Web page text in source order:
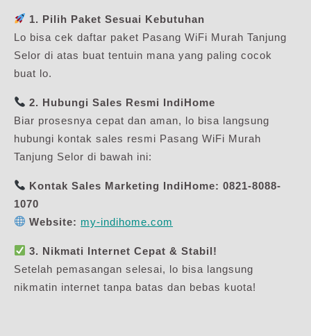
1. Pilih Paket Sesuai Kebutuhan
Lo bisa cek daftar paket Pasang WiFi Murah Tanjung
Selor di atas buat tentuin mana yang paling cocok
buat lo.
2. Hubungi Sales Resmi IndiHome
Biar prosesnya cepat dan aman, lo bisa langsung
hubungi kontak sales resmi Pasang WiFi Murah
Tanjung Selor di bawah ini:
Kontak Sales Marketing IndiHome: 0821-8088-
1070
Website: my-indihome.com
3. Nikmati Internet Cepat & Stabil!
Setelah pemasangan selesai, lo bisa langsung
nikmatin internet tanpa batas dan bebas kuota!